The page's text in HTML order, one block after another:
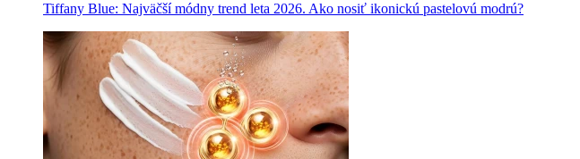
Tiffany Blue: Najväčší módny trend leta 2026. Ako nosiť ikonickú pastelovú modrú?